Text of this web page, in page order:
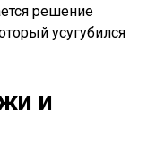
решение
усугубился
и